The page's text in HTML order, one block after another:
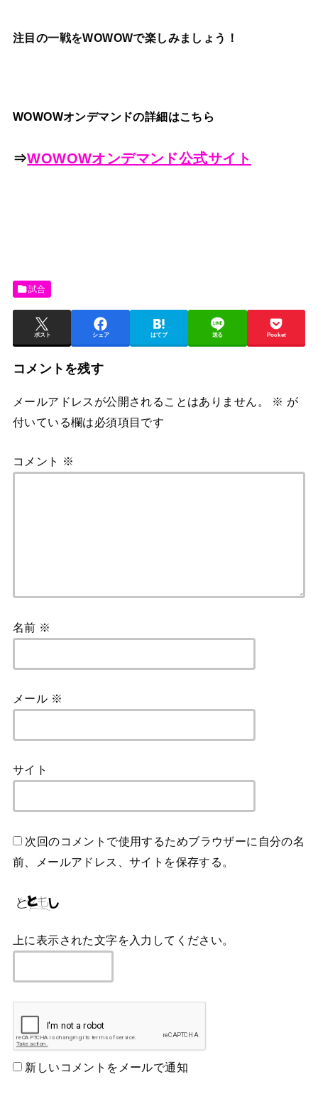
注目の一戦をWOWOWで楽しみましょう！
WOWOWオンデマンドの詳細はこちら
⇒WOWOWオンデマンド公式サイト
試合
ポスト シェア はてブ 送る Pocket
コメントを残す
メールアドレスが公開されることはありません。 ※ が
付いている欄は必須項目です
コメント ※
名前 ※
メール ※
サイト
次回のコメントで使用するためブラウザーに自分の名
前、メールアドレス、サイトを保存する。
上に表示された文字を入力してください。
新しいコメントをメールで通知